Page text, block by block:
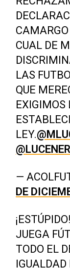
CUAL DE
LAS
QUE
EXIGIMOS
LEY.
—
DE
JUEGA
TODO EL
IGUALDAD